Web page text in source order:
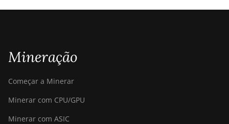
Mineração
Começar a Minerar
Minerar com CPU/GPU
Minerar com ASIC